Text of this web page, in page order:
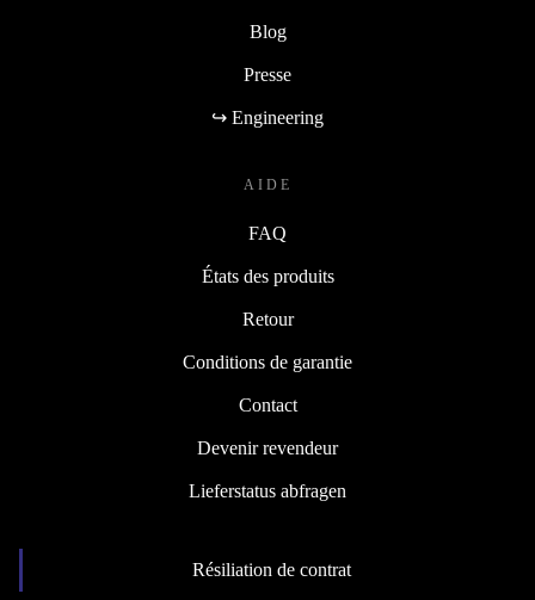
Blog
Presse
↪ Engineering
AIDE
FAQ
États des produits
Retour
Conditions de garantie
Contact
Devenir revendeur
Lieferstatus abfragen
Résiliation de contrat